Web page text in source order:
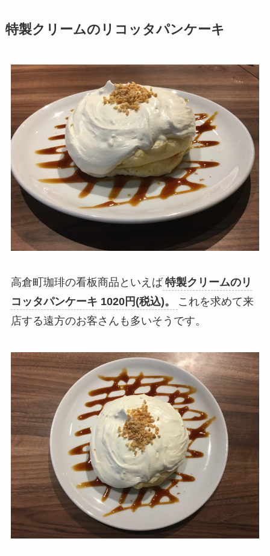
特製クリームのリコッタパンケーキ
高倉町珈琲の看板商品といえば 特製クリームのリ
コッタパンケーキ 1020円(税込)。
これを求めて来
店する遠方のお客さんも多いそうです。